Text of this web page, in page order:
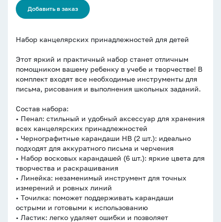
Добавить в заказ
Набор канцелярских принадлежностей для детей
Этот яркий и практичный набор станет отличным
помощником вашему ребенку в учебе и творчестве! В
комплект входят все необходимые инструменты для
письма, рисования и выполнения школьных заданий.
Состав набора:
• Пенал: стильный и удобный аксессуар для хранения
всех канцелярских принадлежностей
• Чернографитные карандаши HB (2 шт.): идеально
подходят для аккуратного письма и черчения
• Набор восковых карандашей (6 шт.): яркие цвета для
творчества и раскрашивания
• Линейка: незаменимый инструмент для точных
измерений и ровных линий
• Точилка: поможет поддерживать карандаши
острыми и готовыми к использованию
• Ластик: легко удаляет ошибки и позволяет